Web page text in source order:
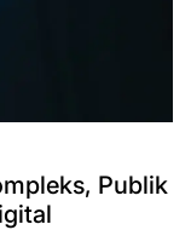
Publik